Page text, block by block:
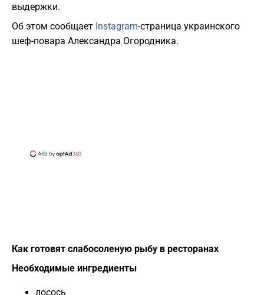
выдержки.
Об этом сообщает Instagram-страница украинского
шеф-повара Александра Огородника.
Как готовят слабосоленую рыбу в ресторанах
Необходимые ингредиенты
лосось